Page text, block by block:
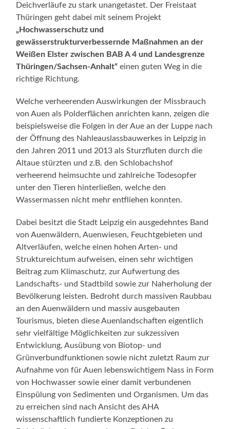
Deichverläufe zu stark unangetastet. Der Freistaat
Thüringen geht dabei mit seinem Projekt
„Hochwasserschutz und
gewässerstrukturverbessernde Maßnahmen an der
Weißen Elster zwischen BAB A 4 und Landesgrenze
Thüringen/Sachsen-Anhalt“ einen guten Weg in die
richtige Richtung.
Welche verheerenden Auswirkungen der Missbrauch
von Auen als Polderflächen anrichten kann, zeigen die
beispielsweise die Folgen in der Aue an der Luppe nach
der Öffnung des Nahleauslassbauwerkes in Leipzig in
den Jahren 2011 und 2013 als Sturzfluten durch die
Altaue stürzten und z.B. den Schlobachshof
verheerend heimsuchte und zahlreiche Todesopfer
unter den Tieren hinterließen, welche den
Wassermassen nicht mehr entfliehen konnten.
Dabei besitzt die Stadt Leipzig ein ausgedehntes Band
von Auenwäldern, Auenwiesen, Feuchtgebieten und
Altverläufen, welche einen hohen Arten- und
Struktureichtum aufweisen, einen sehr wichtigen
Beitrag zum Klimaschutz, zur Aufwertung des
Landschafts- und Stadtbild sowie zur Naherholung der
Bevölkerung leisten. Bedroht durch massiven Raubbau
an den Auenwäldern und massiv ausgebauten
Tourismus, bieten diese Auenlandschaften eigentlich
sehr vielfältige Möglichkeiten zur sukzessiven
Entwicklung, Ausübung von Biotop- und
Grünverbundfunktionen sowie nicht zuletzt Raum zur
Aufnahme von für Auen lebenswichtigem Nass in Form
von Hochwasser sowie einer damit verbundenen
Einspülung von Sedimenten und Organismen. Um das
zu erreichen sind nach Ansicht des AHA
wissenschaftlich fundierte Konzeptionen zu